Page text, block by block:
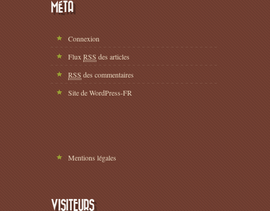
MÉTA
Connexion
FluxRSS des articles
RSS des commentaires
Site de WordPress-FR
Mentions légales
VISITEURS